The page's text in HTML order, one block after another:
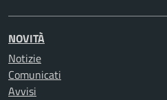
NOVITÀ
Notizie
Comunicati
Avvisi